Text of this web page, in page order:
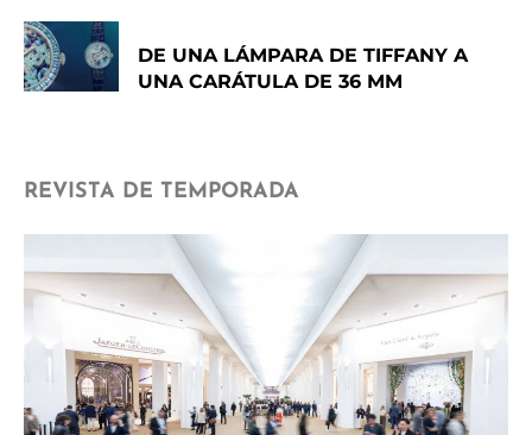
DE UNA LÁMPARA DE TIFFANY A
UNA CARÁTULA DE 36 MM
REVISTA DE TEMPORADA